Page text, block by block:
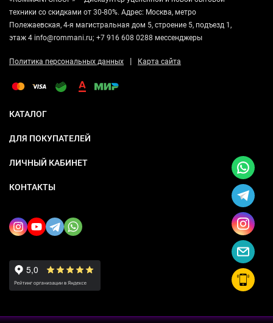
техники со скидками от 30-80%. Адрес: Москва, метро
Полежаевская, 4-я магистральная дом 5, строение 5, подъезд 1,
этаж 4 info@rommani.ru; +7 916 608 0288 мессенджеры
Политика персональных данных | Карта сайта
КАТАЛОГ
ДЛЯ ПОКУПАТЕЛЕЙ
ЛИЧНЫЙ КАБИНЕТ
КОНТАКТЫ